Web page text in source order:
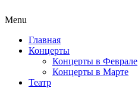
Menu
Главная
Концерты
Концерты в Феврале
Концерты в Марте
Театр